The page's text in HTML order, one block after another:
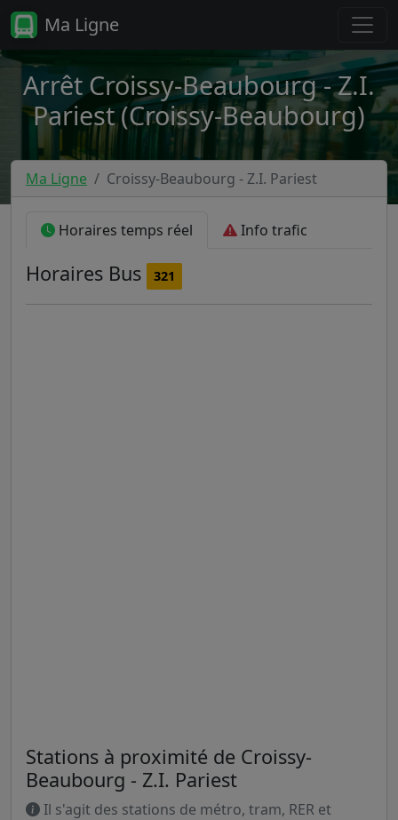
Ma Ligne
Arrêt Croissy-Beaubourg - Z.I.
Pariest (Croissy-Beaubourg)
Ma Ligne Croissy-Beaubourg - Z.I. Pariest
Horaires temps réel Info trafic
Horaires Bus 321
Stations à proximité de Croissy-
Beaubourg - Z.I. Pariest
Il s'agit des stations de métro, tram, RER et